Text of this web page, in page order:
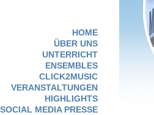
HOME
ÜBER UNS
UNTERRICHT
ENSEMBLES
CLICK2MUSIC
VERANSTALTUNGEN
HIGHLIGHTS
SOCIAL MEDIA PRESSE